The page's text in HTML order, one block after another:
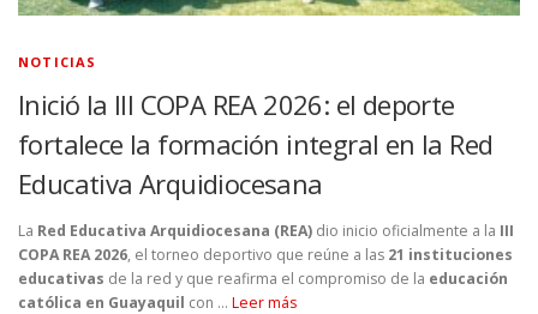
NOTICIAS
Inició la III COPA REA 2026: el deporte
fortalece la formación integral en la Red
Educativa Arquidiocesana
La Red Educativa Arquidiocesana (REA) dio inicio oficialmente a la III
COPA REA 2026, el torneo deportivo que reúne a las 21 instituciones
educativas de la red y que reafirma el compromiso de la educación
católica en Guayaquil con … Leer más